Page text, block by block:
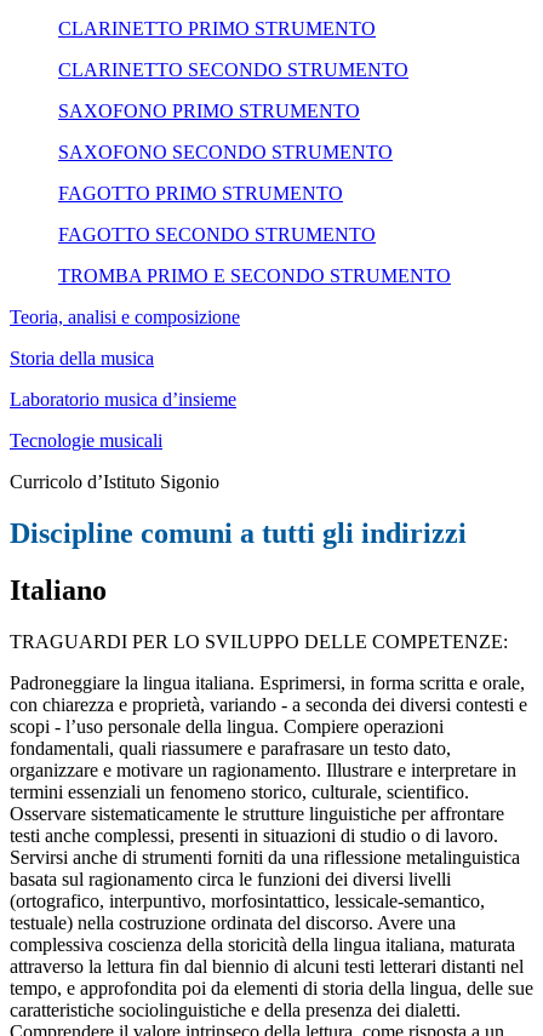
CLARINETTO PRIMO STRUMENTO
CLARINETTO SECONDO STRUMENTO
SAXOFONO PRIMO STRUMENTO
SAXOFONO SECONDO STRUMENTO
FAGOTTO PRIMO STRUMENTO
FAGOTTO SECONDO STRUMENTO
TROMBA PRIMO E SECONDO STRUMENTO
Teoria, analisi e composizione
Storia della musica
Laboratorio musica d’insieme
Tecnologie musicali
Curricolo d’Istituto Sigonio
Discipline comuni a tutti gli indirizzi
Italiano
TRAGUARDI PER LO SVILUPPO DELLE COMPETENZE:
Padroneggiare la lingua italiana. Esprimersi, in forma scritta e orale,
con chiarezza e proprietà, variando - a seconda dei diversi contesti e
scopi - l’uso personale della lingua. Compiere operazioni
fondamentali, quali riassumere e parafrasare un testo dato,
organizzare e motivare un ragionamento. Illustrare e interpretare in
termini essenziali un fenomeno storico, culturale, scientifico.
Osservare sistematicamente le strutture linguistiche per affrontare
testi anche complessi, presenti in situazioni di studio o di lavoro.
Servirsi anche di strumenti forniti da una riflessione metalinguistica
basata sul ragionamento circa le funzioni dei diversi livelli
(ortografico, interpuntivo, morfosintattico, lessicale-semantico,
testuale) nella costruzione ordinata del discorso. Avere una
complessiva coscienza della storicità della lingua italiana, maturata
attraverso la lettura fin dal biennio di alcuni testi letterari distanti nel
tempo, e approfondita poi da elementi di storia della lingua, delle sue
caratteristiche sociolinguistiche e della presenza dei dialetti.
Comprendere il valore intrinseco della lettura, come risposta a un